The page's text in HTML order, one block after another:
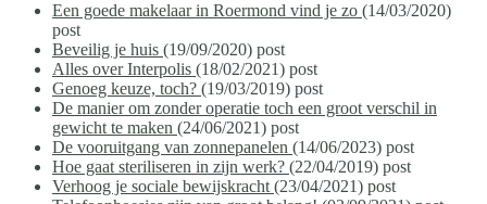
Een goede makelaar in Roermond vind je zo (14/03/2020)
post
Beveilig je huis (19/09/2020) post
Alles over Interpolis (18/02/2021) post
Genoeg keuze, toch? (19/03/2019) post
De manier om zonder operatie toch een groot verschil in
gewicht te maken (24/06/2021) post
De vooruitgang van zonnepanelen (14/06/2023) post
Hoe gaat steriliseren in zijn werk? (22/04/2019) post
Verhoog je sociale bewijskracht (23/04/2021) post